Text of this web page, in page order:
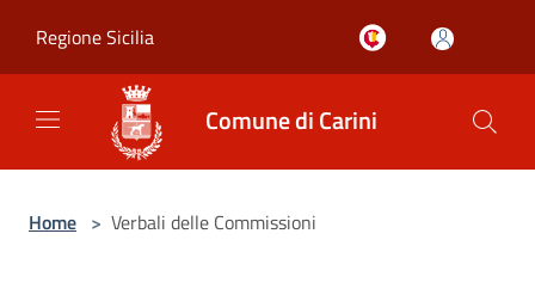
Regione Sicilia
Comune di Carini
Home > Verbali delle Commissioni